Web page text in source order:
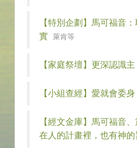
【特別企劃】馬可福音
實 萊肯等
【家庭祭壇】更深認識
【小組查經】愛就會委
【經文金庫】馬可福音
在人的計畫裡，也有神